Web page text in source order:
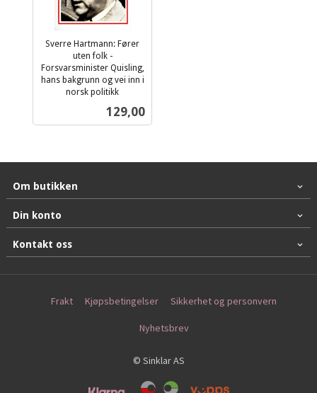
Sverre Hartmann: Fører
uten folk -
Forsvarsminister Quisling,
hans bakgrunn og vei inn i
norsk politikk
Pris
129,00
Om butikken
Din konto
Kontakt oss
Frakt Kjøpsbetingelser Sikkerhet og personvern
Nyhetsbrev
© Sinklar AS